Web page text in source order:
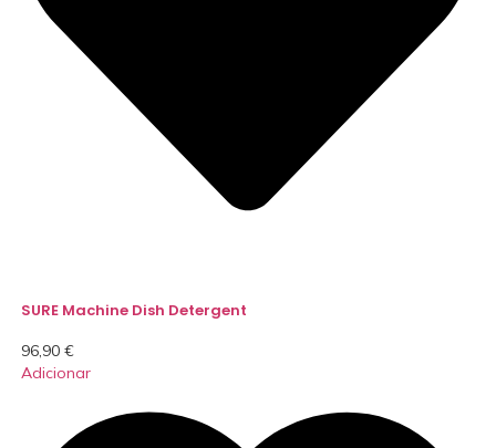
SURE Machine Dish Detergent
96,90 €
Adicionar